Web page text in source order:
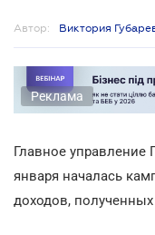
Автор: Виктория
Реклама
Главное управление
января началась
доходов, полученных